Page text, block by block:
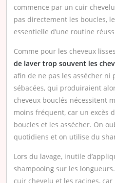
commence par un cuir
pas directement les boucles,
essentielle d’une routine
Comme pour les cheveux
de laver trop souvent les
afin de ne pas les assécher ni
sébacées, qui produiraient
cheveux bouclés nécessitent
moins fréquent, car un excès
boucles et les assécher. On
quotidiens et on utilise du
Lors du lavage, inutile
shampooing sur les
cuir chevelu et les racines,